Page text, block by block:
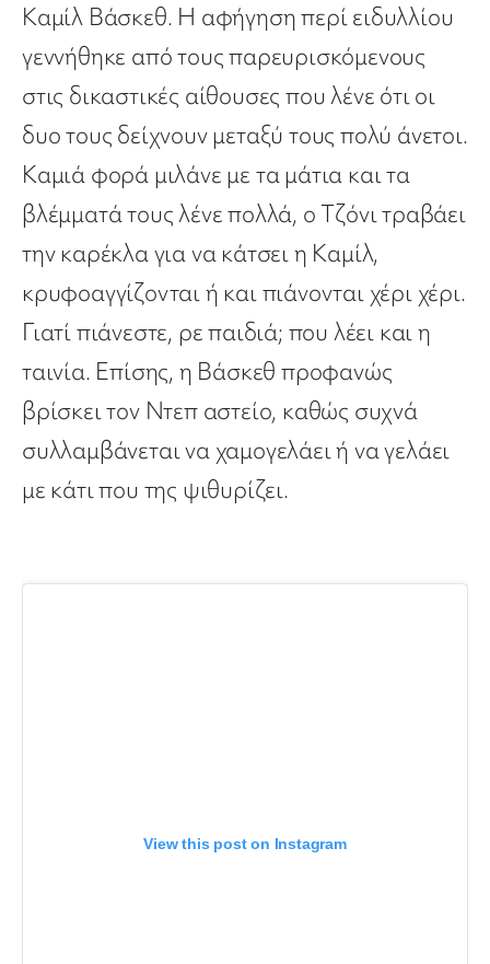
Καμίλ Βάσκεθ. Η αφήγηση περί ειδυλλίου
γεννήθηκε από τους παρευρισκόμενους
στις δικαστικές αίθουσες που λένε ότι οι
δυο τους δείχνουν μεταξύ τους πολύ άνετοι.
Καμιά φορά μιλάνε με τα μάτια και τα
βλέμματά τους λένε πολλά, ο Τζόνι τραβάει
την καρέκλα για να κάτσει η Καμίλ,
κρυφοαγγίζονται ή και πιάνονται χέρι χέρι.
Γιατί πιάνεστε, ρε παιδιά; που λέει και η
ταινία. Επίσης, η Βάσκεθ προφανώς
βρίσκει τον Ντεπ αστείο, καθώς συχνά
συλλαμβάνεται να χαμογελάει ή να γελάει
με κάτι που της ψιθυρίζει.
View this post on Instagram